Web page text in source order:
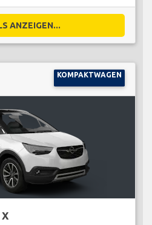
ANZEIGEN...
KOMPAKTWAGEN